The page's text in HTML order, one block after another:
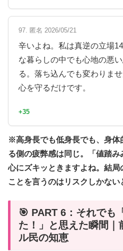
97. 匿名 2026/05/21
辛いよね。私は真逆の立場
な暮らしの中でも心地の悪
る。落ち込んでも変わりま
心を守るだけです。
+35
※高身長でも低身長でも、身体
る側の疲弊感は同じ。「値踏み
心にズキッときますよね。結
ことを言うのはリスクしかない
🎯 PART 6：それでも
た！」と思えた瞬間｜
ル民の知恵